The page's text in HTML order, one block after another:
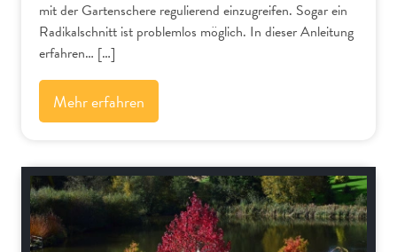
mit der Gartenschere regulierend einzugreifen. Sogar ein
Radikalschnitt ist problemlos möglich. In dieser Anleitung
erfahren… […]
Mehr erfahren
Schnitt-Anleitungen